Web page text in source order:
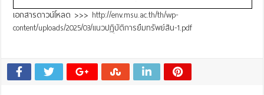
เอกสารดาวน์โหลด >>> http://env.msu.ac.th/th/wp-
content/uploads/2025/03/แนวปฏฺิบัติการยืมทรัพย์สิน-1.pdf